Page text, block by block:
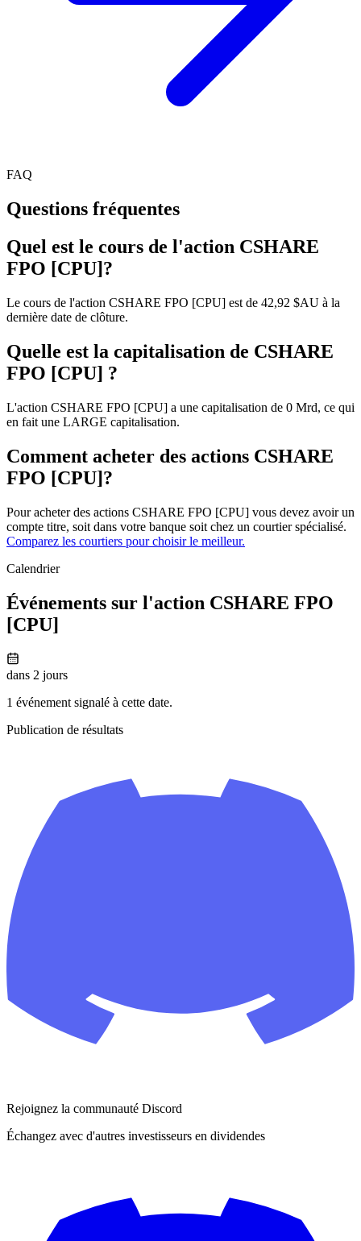
FAQ
Questions fréquentes
Quel est le cours de l'action CSHARE
FPO [CPU]?
Le cours de l'action CSHARE FPO [CPU] est de 42,92 $AU à la
dernière date de clôture.
Quelle est la capitalisation de CSHARE
FPO [CPU] ?
L'action CSHARE FPO [CPU] a une capitalisation de 0 Mrd, ce qui
en fait une LARGE capitalisation.
Comment acheter des actions CSHARE
FPO [CPU]?
Pour acheter des actions CSHARE FPO [CPU] vous devez avoir un
compte titre, soit dans votre banque soit chez un courtier spécialisé.
Comparez les courtiers pour choisir le meilleur.
Calendrier
Événements sur l'action CSHARE FPO
[CPU]
dans 2 jours
1 événement signalé à cette date.
Publication de résultats
Rejoignez la communauté Discord
Échangez avec d'autres investisseurs en dividendes